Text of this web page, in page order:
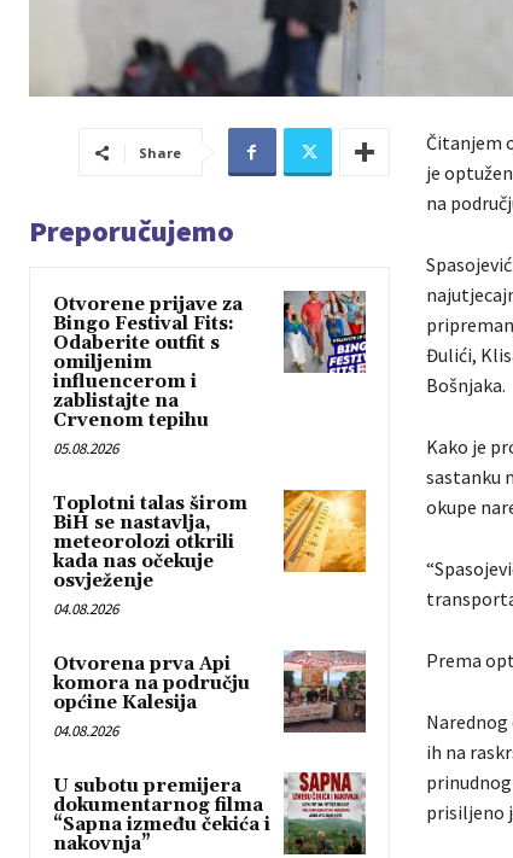
Share
Preporučujemo
Otvorene prijave za
Bingo Festival Fits:
Odaberite outfit s
omiljenim
influencerom i
zablistajte na
Crvenom tepihu
05.08.2026
Toplotni talas širom
BiH se nastavlja,
meteorolozi otkrili
kada nas očekuje
osvježenje
04.08.2026
Otvorena prva Api
komora na području
općine Kalesija
04.08.2026
U subotu premijera
dokumentarnog filma
“Sapna između čekića i
nakovnja”
Čitanjem
je
na
Đulići,
Bošnjaka.
Kako je
sastanku
okupe
Prema
Narednog
ih na
prisiljeno